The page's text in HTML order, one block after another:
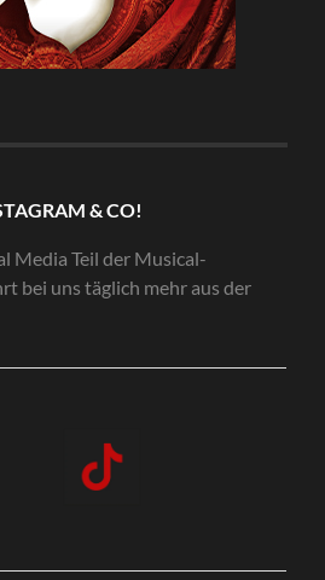
& CO!
Media Teil der Musical-
bei uns täglich mehr aus der